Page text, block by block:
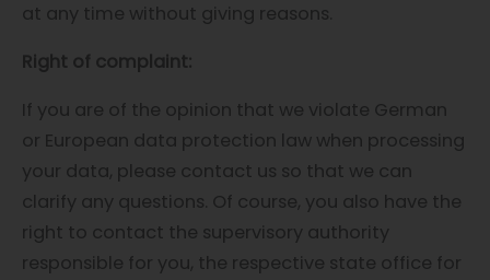
at any time without giving reasons.
Right of complaint:
If you are of the opinion that we violate German
or European data protection law when processing
your data, please contact us so that we can
clarify any questions. Of course, you also have the
right to contact the supervisory authority
responsible for you, the respective state office for